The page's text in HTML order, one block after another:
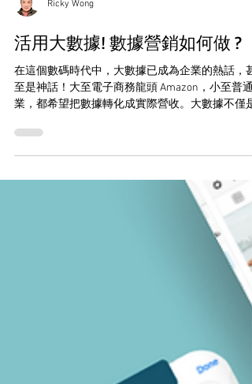
Ricky Wong
活用大數據! 數據營銷如何做 ?
至是神話！大至電子商務龍頭 Amazon，小至普通
數字體現價值，並透過梳理數據洞悉過去，以至預
測未來，被視為一種珍貴的商業戰略資產。...